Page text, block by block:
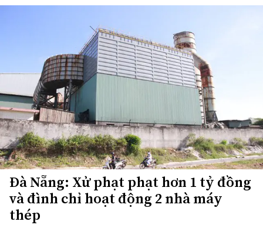
Đà Nẵng: Xử phạt phạt hơn 1 tỷ đồng
và đình chỉ hoạt động 2 nhà máy
thép